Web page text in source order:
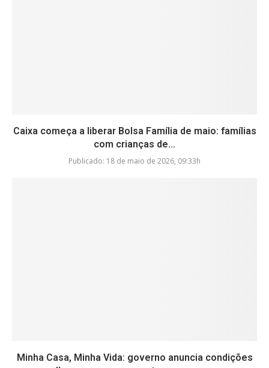
Caixa começa a liberar Bolsa Família de maio: famílias
com crianças de...
Publicado: 18 de maio de 2026, 09:33h
Minha Casa, Minha Vida: governo anuncia condições